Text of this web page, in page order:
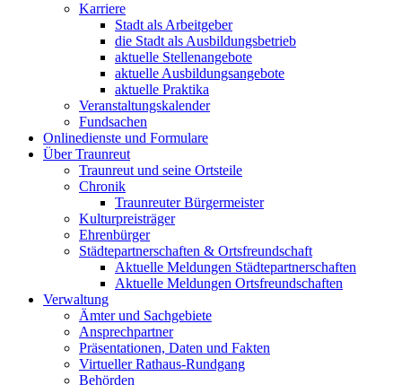
Karriere
Stadt als Arbeitgeber
die Stadt als Ausbildungsbetrieb
aktuelle Stellenangebote
aktuelle Ausbildungsangebote
aktuelle Praktika
Veranstaltungskalender
Fundsachen
Onlinedienste und Formulare
Über Traunreut
Traunreut und seine Ortsteile
Chronik
Traunreuter Bürgermeister
Kulturpreisträger
Ehrenbürger
Städtepartnerschaften & Ortsfreundschaft
Aktuelle Meldungen Städtepartnerschaften
Aktuelle Meldungen Ortsfreundschaften
Verwaltung
Ämter und Sachgebiete
Ansprechpartner
Präsentationen, Daten und Fakten
Virtueller Rathaus-Rundgang
Behörden